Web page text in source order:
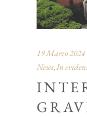
19 Marzo 2024
News, In